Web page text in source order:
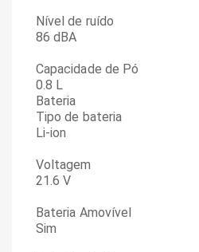
Nível de ruído
86 dBA
Capacidade de Pó
0.8 L
Bateria
Tipo de bateria
Li-ion
Voltagem
21.6 V
Bateria Amovível
Sim